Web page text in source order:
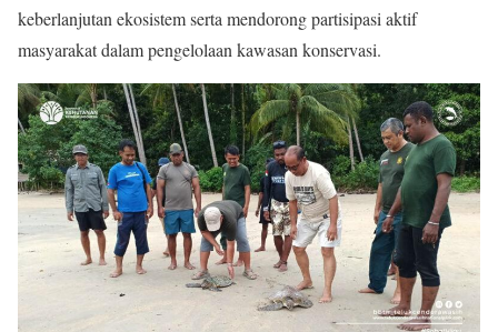
keberlanjutan ekosistem serta mendorong partisipasi aktif
masyarakat dalam pengelolaan kawasan konservasi.